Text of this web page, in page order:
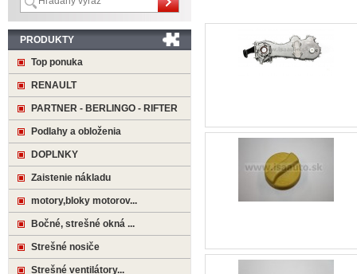
PRODUKTY
Top ponuka
RENAULT
PARTNER - BERLINGO - RIFTER
Podlahy a obloženia
DOPLNKY
Zaistenie nákladu
motory,bloky motorov...
Bočné, strešné okná ...
Strešné nosiče
Strešné ventilátory...